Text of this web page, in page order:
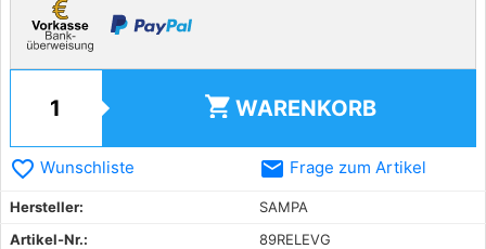
shopping_cart WARENKORB
favorite_border Wunschliste email Frage zum Artikel
Hersteller:
SAMPA
Artikel-Nr.:
89RELEVG